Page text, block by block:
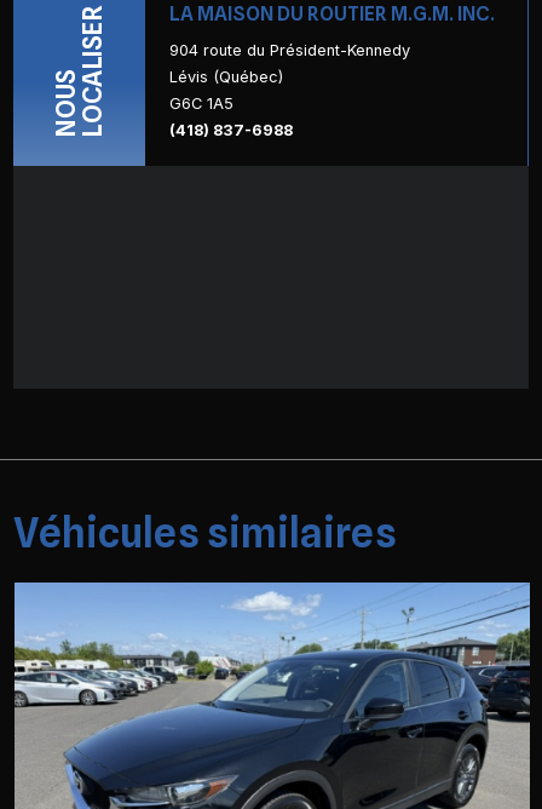
NOUSLOCALISER LA MAISON DU ROUTIER M.G.M. INC.
904 route du Président-Kennedy
Lévis (Québec)
G6C 1A5
(418) 837-6988
Véhicules similaires